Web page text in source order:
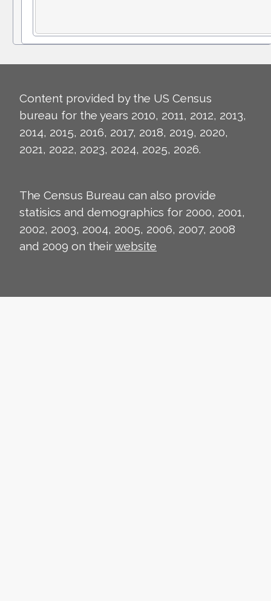
Content provided by the US Census
bureau for the years 2010, 2011, 2012, 2013,
2014, 2015, 2016, 2017, 2018, 2019, 2020,
2021, 2022, 2023, 2024, 2025, 2026.
The Census Bureau can also provide
statisics and demographics for 2000, 2001,
2002, 2003, 2004, 2005, 2006, 2007, 2008
and 2009 on theirwebsite